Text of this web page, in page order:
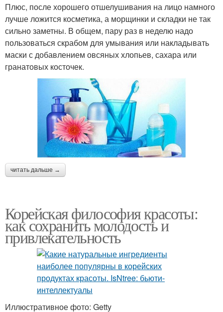
Плюс, после хорошего отшелушивания на лицо намного
лучше ложится косметика, а морщинки и складки не так
сильно заметны. В общем, пару раз в неделю надо
пользоваться скрабом для умывания или накладывать
маски с добавлением овсяных хлопьев, сахара или
гранатовых косточек.
читать дальше →
Корейская философия красоты:
как сохранить молодость и
привлекательность
Иллюстративное фото: Getty